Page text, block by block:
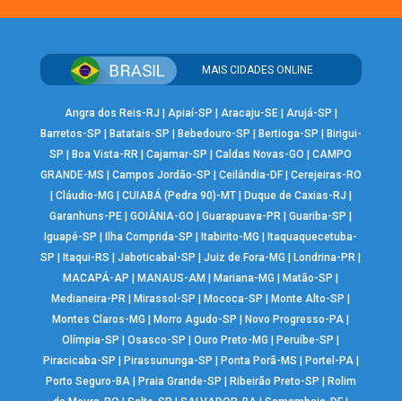
MAIS CIDADES ONLINE
Angra dos Reis-RJ Apiaí-SP Aracaju-SE| Arujá-SP
Barretos-SP
Batatais-SP Bebedouro-SP Bertioga-SP
Birigui-
SP
Boa Vista-RR |Cajamar-SP |Caldas Novas-GO |CAMPO
GRANDE-MS
Campos Jordão-SP Ceilândia-DF| Cerejeiras-RO
Cláudio-MG CUIABÁ (Pedra 90)-MT| Duque de Caxias-RJ
Garanhuns-PE |GOIÂNIA-GO |Guarapuava-PR |Guariba-SP
Iguapé-SP
Ilha Comprida-SP Itabirito-MG
Itaquaquecetuba-
SP
Itaqui-RS |Jaboticabal-SP |Juiz de Fora-MG Londrina-PR
MACAPÁ-AP
MANAUS-AM Mariana-MG Matão-SP
Medianeira-PR
Mirassol-SP Mococa-SP Monte Alto-SP
Montes Claros-MG
Morro Agudo-SP Novo Progresso-PA
Olímpia-SP
|Osasco-SP |Ouro Preto-MG Peruíbe-SP
Piracicaba-SP
Pirassununga-SP Ponta Porã-MS Portel-PA|
Porto Seguro-BA| Praia Grande-SP Ribeirão Preto-SP
Rolim